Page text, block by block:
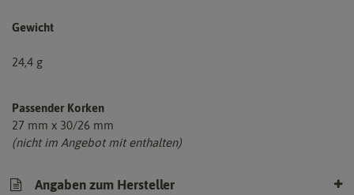
Gewicht
24,4 g
Passender Korken
27 mm x 30/26 mm
(nicht im Angebot mit enthalten)
Angaben zum Hersteller